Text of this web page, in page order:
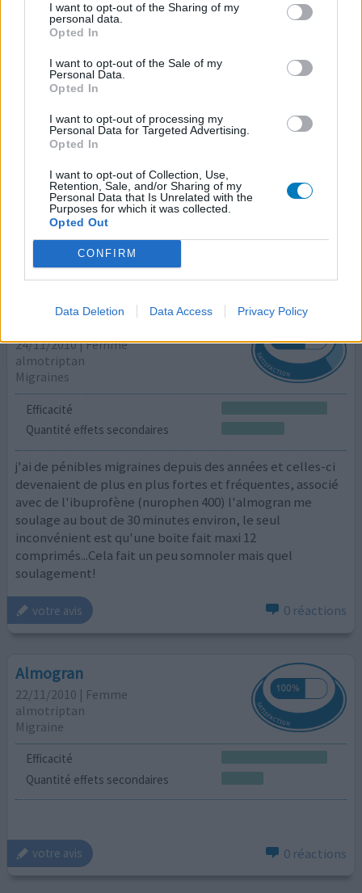
I want to opt-out of the Sharing of my
personal data.
Opted In
I want to opt-out of the Sale of my
Personal Data.
Opted In
I want to opt-out of processing my
Personal Data for Targeted Advertising.
Opted In
I want to opt-out of Collection, Use,
Retention, Sale, and/or Sharing of my
Personal Data that Is Unrelated with the
Purposes for which it was collected.
Opted Out
CONFIRM
Data Deletion Data Access Privacy Policy
Almogran
almotriptan
Migraine
Efficacité
Quantité effets secondaires
Très efficace mais seulement en début de migraine. Peu
efficace en millieu de crise. Domage qu'il n'existe qu'en
boite de 12. Comprimé non Lyo donc moins utilisable au
bon moment.
votre avis
24/11/2010 | Femme
almotriptan
Migraines
Efficacité
Quantité effets secondaires
j'ai de pénibles migraines depuis des années et celles-ci
devenaient de plus en plus fortes et fréquentes, associé
avec de l'ibuprofène (nurophen 400) l'almogran me
soulage au bout de 30 minutes environ, le seul
inconvénient est qu'une boite fait maxi 12
comprimés...Cela fait un peu somnoler mais quel
soulagement!
votre avis 0 réactions
Almogran
22/11/2010 | Femme
almotriptan
Migraine
Efficacité
Quantité effets secondaires
votre avis 0 réactions